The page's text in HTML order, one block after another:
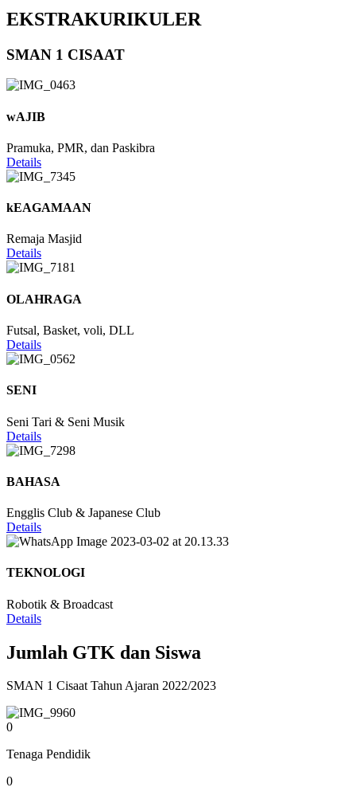
EKSTRAKURIKULER
SMAN 1 CISAAT
wAJIB
Pramuka, PMR, dan Paskibra
Details
kEAGAMAAN
Remaja Masjid
Details
OLAHRAGA
Futsal, Basket, voli, DLL
Details
SENI
Seni Tari & Seni Musik
Details
BAHASA
Engglis Club & Japanese Club
Details
TEKNOLOGI
Robotik & Broadcast
Details
Jumlah GTK dan Siswa
SMAN 1 Cisaat Tahun Ajaran 2022/2023
0
Tenaga Pendidik
0